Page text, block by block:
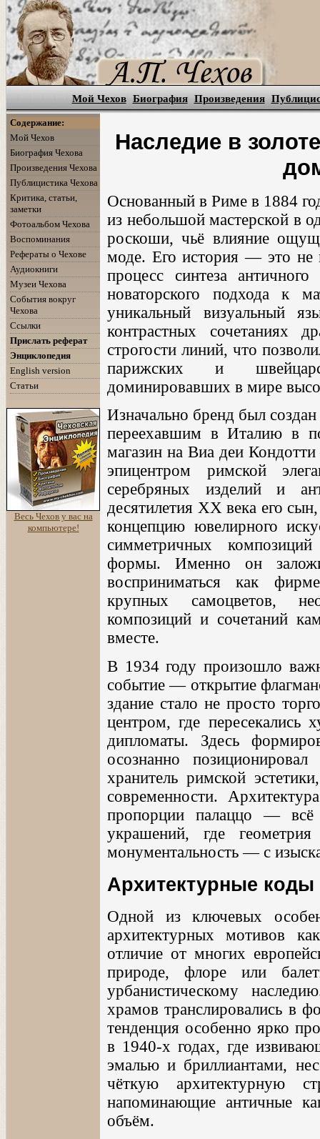
Мой Чехов Биография Произведения
Содержание:
Мой Чехов
Биография Чехова
Произведения Чехова
Публицистика Чехова
Критика, статьи,
заметки
Фотоальбом Чехова
Воспоминания
Рефераты о Чехове
Аудиокниги
Музеи Чехова
События вокруг
Чехова
Ссылки
Прислать реферат
Энциклопедия
English version
Статьи
Весь Чехов у вас на
компьютере!
Наследие в
Основанный в Риме в 1884
из небольшой мастерской в
роскоши, чьё влияние
моде. Его история — это не
процесс синтеза
новаторского подхода к
уникальный визуальный
контрастных сочетаниях
строгости линий, что
парижских и
доминировавших в мире
Изначально бренд был
переехавшим в Италию в
магазин на Виа деи
эпицентром римской
серебряных изделий и
десятилетия XX века его
концепцию ювелирного
симметричных
формы. Именно он
восприниматься как
крупных самоцветов,
композиций и сочетаний
вместе.
В 1934 году произошло
событие — открытие
здание стало не просто
центром, где пересекались
дипломаты. Здесь
осознанно
хранитель римской
современности.
пропорции палаццо — всё
украшений, где
монументальность — с
Архитектурные коды
Одной из ключевых
архитектурных мотивов
отличие от многих
природе, флоре или
урбанистическому
храмов транслировались в
тенденция особенно ярко
в 1940-х годах, где
эмалью и бриллиантами,
чёткую архитектурную
напоминающие античные
объём.